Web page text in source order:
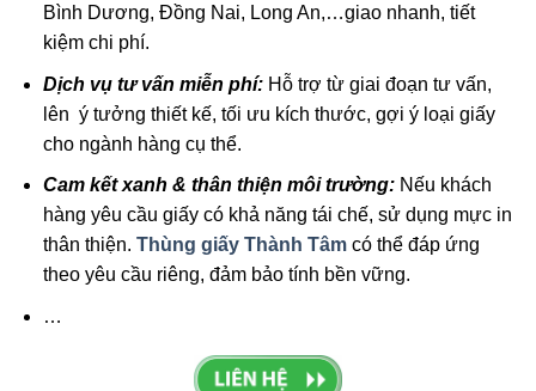
Bình Dương, Đồng Nai, Long An,…giao nhanh, tiết
kiệm chi phí.
Dịch vụ tư vấn miễn phí:Hỗ trợ từ giai đoạn tư vấn,
lên ý tưởng thiết kế, tối ưu kích thước, gợi ý loại giấy
cho ngành hàng cụ thể.
Cam kết xanh & thân thiện môi trường: Nếu khách
hàng yêu cầu giấy có khả năng tái chế, sử dụng mực in
thân thiện. Thùng giấy Thành Tâmcó thể đáp ứng
theo yêu cầu riêng, đảm bảo tính bền vững.
…